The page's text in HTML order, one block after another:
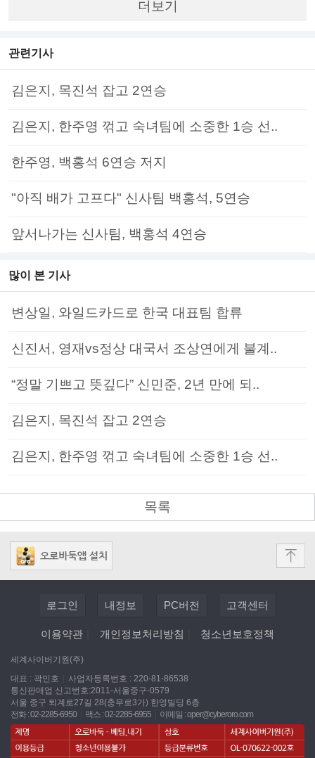
더보기
관련기사
김은지, 목진석 잡고 2연승
김은지, 한주영 꺾고 숙녀팀에 소중한 1승 선..
한주영, 백홍석 6연승 저지
"아직 배가 고프다" 신사팀 백홍석, 5연승
앞서나가는 신사팀, 백홍석 4연승
많이 본 기사
변상일, 와일드카드로 한국 대표팀 합류
신진서, 영재vs정상 대국서 조상연에게 불계..
“정말 기쁘고 뜻깊다” 신민준, 2년 만에 되..
김은지, 목진석 잡고 2연승
김은지, 한주영 꺾고 숙녀팀에 소중한 1승 선..
목록
로그인 내정보 PC버전 고객센터
이용약관 개인정보처리방침 청소년보호정책
세계사이버기원(주)
대표 : 곽민호
사업자등록번호 : 220-81-86538
통신판매업 신고번호:2011-서울중구-0579
서울 중구 퇴계로27길 28(충무로3가) 한영빌딩 6층
전화 : 02-2285-6950
팩스 : 02-2285-6955 이메일 :oper@cyberoro.com